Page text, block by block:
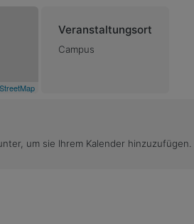
Veranstaltungsort
Campus
um sie Ihrem Kalender hinzuzufügen.